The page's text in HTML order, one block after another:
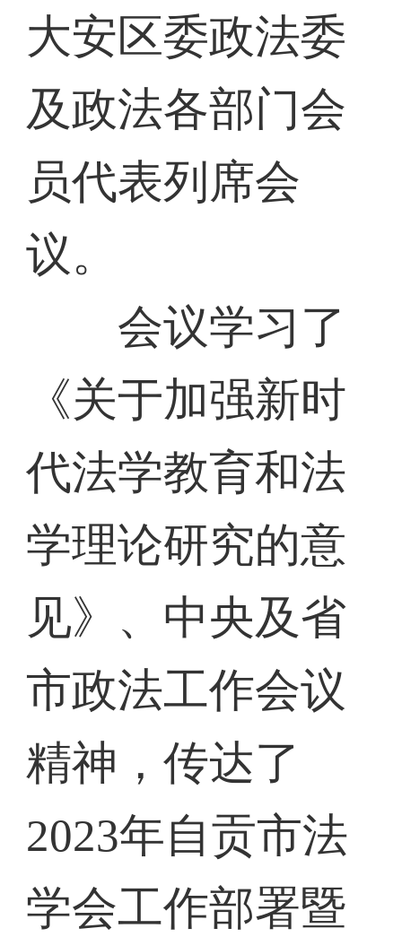
大安区委政法委
及政法各部门会
员代表列席会
议。
会议学习了
《关于加强新时
代法学教育和法
学理论研究的意
见》、中央及省
市政法工作会议
精神，传达了
2023年自贡市法
学会工作部署暨